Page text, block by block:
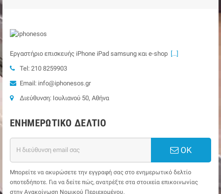
Εργαστήριο επισκευής iPhone iPad samsung και e-shop [...]
Tel: 210 8259903
Email: info@iphonesos.gr
Διεύθυνση: Ιουλιανού 50, Αθήνα
ΕΝΗΜΕΡΩΤΙΚΌ ΔΕΛΤΊΟ
ΟΚ
Μπορείτε να ακυρώσετε την εγγραφή σας στο ενημερωτικό δελτίο
οποτεδήποτε. Για να δείτε πώς, ανατρέξτε στα στοιχεία επικοινωνίας
στην Ανακοίνωση Νομικού Περιεχομένου.